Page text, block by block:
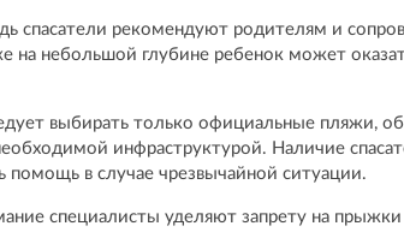
спасатели рекомендуют родителям и
на небольшой глубине ребенок может
выбирать только официальные пляжи,
инфраструктурой. Наличие
помощь в случае чрезвычайной ситуации.
специалисты уделяют запрету на